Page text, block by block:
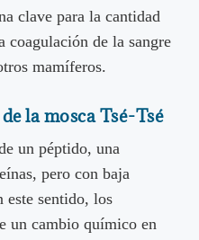
clave para la cantidad
coagulación de la sangre
mamíferos.
la mosca Tsé-Tsé
un péptido, una
pero con baja
este sentido, los
un cambio químico en